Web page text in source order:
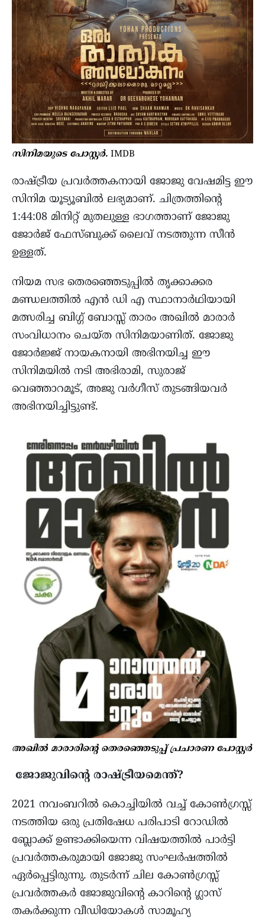
സിനിമയുടെ പോസ്റ്റർ. IMDB
രാഷ്ട്രീയ പ്രവർത്തകനായി ജോജു വേഷമിട്ട ഈ
സിനിമ യൂട്യൂബിൽ ലഭ്യമാണ്. ചിത്രത്തിന്റെ
1:44:08 മിനിറ്റ് മുതലുള്ള ഭാഗത്താണ് ജോജു
ജോർജ് ഫേസ്ബുക്ക് ലൈവ് നടത്തുന്ന സീൻ
ഉള്ളത്.
നിയമ സഭ തെരഞ്ഞെടുപ്പിൽ തൃക്കാക്കര
മണ്ഡലത്തിൽ എൻ ഡി എ സ്ഥാനാർഥിയായി
മത്സരിച്ച ബിഗ്ഗ് ബോസ്സ് താരം അഖിൽ മാരാർ
സംവിധാനം ചെയ്ത സിനിമയാണിത്. ജോജു
ജോർജ്ജ് നായകനായി അഭിനയിച്ച ഈ
സിനിമയിൽ നടി അഭിരാമി, സുരാജ്
വെഞ്ഞാറമൂട്, അജു വർഗീസ് തുടങ്ങിയവർ
അഭിനയിച്ചിട്ടുണ്ട്.
അഖിൽ മാരാരിന്റെ തെരഞ്ഞെടുപ്പ് പ്രചാരണ പോസ്റ്റർ
ജോജുവിന്റെ രാഷ്ട്രീയമെന്ത്?
2021 നവംബറിൽ കൊച്ചിയിൽ വച്ച് കോൺഗ്രസ്സ്
നടത്തിയ ഒരു പ്രതിഷേധ പരിപാടി റോഡിൽ
ബ്ലോക്ക് ഉണ്ടാക്കിയെന്ന വിഷയത്തിൽ പാർട്ടി
പ്രവർത്തകരുമായി ജോജു സംഘർഷത്തിൽ
ഏർപ്പെട്ടിരുന്നു. തുടർന്ന് ചില കോൺഗ്രസ്സ്
പ്രവർത്തകർ ജോജുവിന്റെ കാറിന്റെ ഗ്ലാസ്‌
തകർക്കുന്ന വീഡിയോകൾ സാമൂഹ്യ